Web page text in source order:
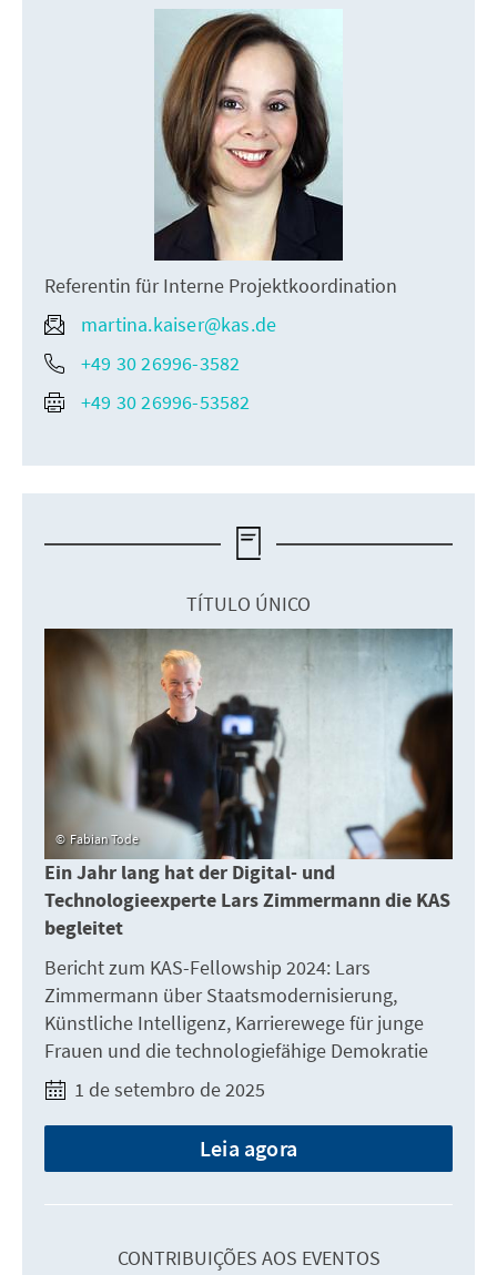
Referentin für Interne Projektkoordination
martina.kaiser@kas.de
+49 30 26996-3582
+49 30 26996-53582
TÍTULO ÚNICO
Fabian Tode
Ein Jahr lang hat der Digital- und
Technologieexperte Lars Zimmermann die KAS
begleitet
Bericht zum KAS-Fellowship 2024: Lars
Zimmermann über Staatsmodernisierung,
Künstliche Intelligenz, Karrierewege für junge
Frauen und die technologiefähige Demokratie
1 de setembro de 2025
Leia agora
CONTRIBUIÇÕES AOS EVENTOS